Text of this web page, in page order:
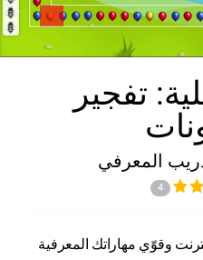
تفجير
المعرفي
4
وقوّي مهاراتك المعرفية